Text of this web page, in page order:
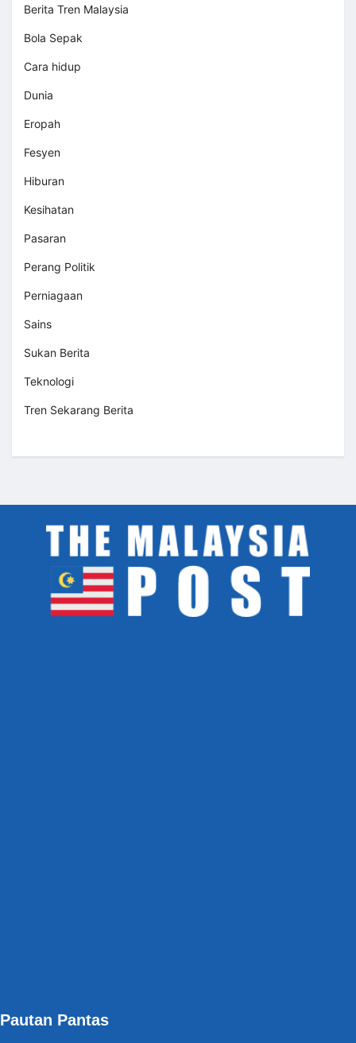
Berita Tren Malaysia
Bola Sepak
Cara hidup
Dunia
Eropah
Fesyen
Hiburan
Kesihatan
Pasaran
Perang Politik
Perniagaan
Sains
Sukan Berita
Teknologi
Tren Sekarang Berita
Pautan Pantas